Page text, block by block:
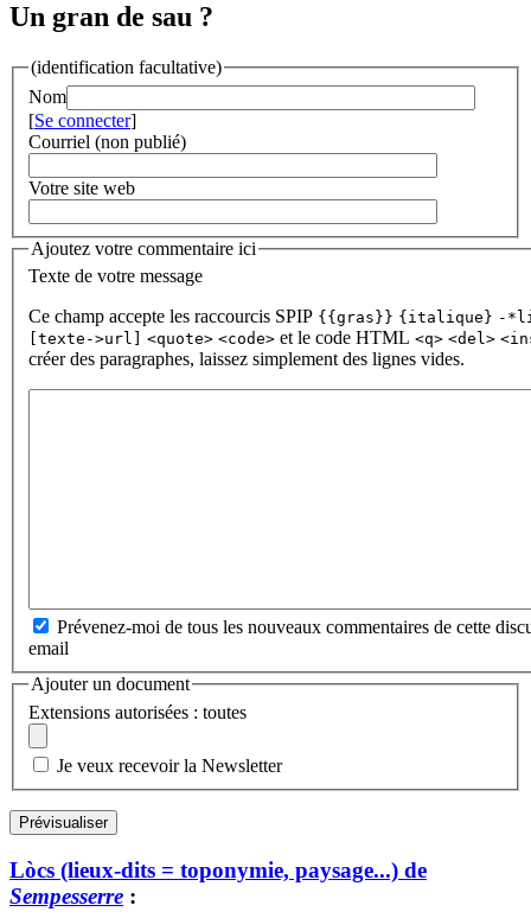
Un gran de sau ?
(identification facultative)
Nom
[Se connecter]
Courriel (non publié)
Votre site web
Ajoutez votre commentaire ici
Texte de votre message
Ce champ accepte les raccourcis SPIP {{gras}} {italique} -
[texte->url]
<quote> <code> et le code HTML <q> <del>
créer des paragraphes, laissez simplement des lignes vides.
Prévenez-moi de tous les nouveaux commentaires de cette
email
Ajouter un document
Extensions autorisées : toutes
Je veux recevoir la Newsletter
Lòcs (lieux-dits = toponymie, paysage...) de
Sempesserre :